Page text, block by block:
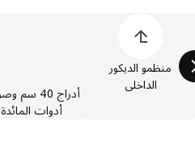
منظمو الديكور
الداخلي
أدراج 40 سم
أدوات المائدة